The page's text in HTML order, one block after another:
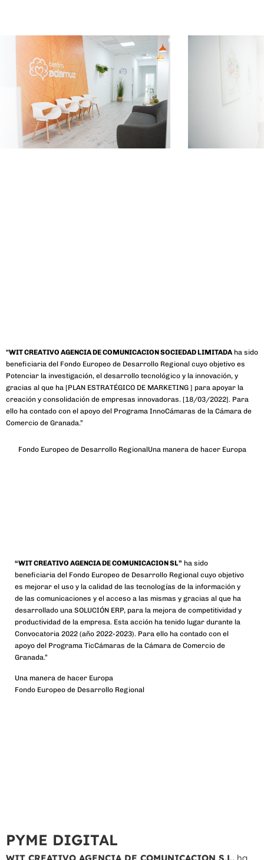
"WIT CREATIVO AGENCIA DE COMUNICACION SOCIEDAD LIMITADAha sido
beneficiaria del Fondo Europeo de Desarrollo Regional cuyo objetivo es
Potenciar la investigación, el desarrollo tecnológico y la innovación, y
gracias al que ha [PLAN ESTRATÉGICO DE MARKETING ] para apoyar la
creación y consolidación de empresas innovadoras. [18/03/2022]. Para
ello ha contado con el apoyo del Programa InnoCámaras de la Cámara de
Comercio de Granada.”
Fondo Europeo de Desarrollo RegionalUna manera de hacer Europa
“WIT CREATIVO AGENCIA DE COMUNICACION SL” ha sido
beneficiaria del Fondo Europeo de Desarrollo Regional cuyo objetivo
es mejorar el uso y la calidad de las tecnologías de la información y
de las comunicaciones y el acceso a las mismas y gracias al que ha
desarrollado una SOLUCIÓN ERP, para la mejora de competitividad y
productividad de la empresa. Esta acción ha tenido lugar durante la
Convocatoria 2022 (año 2022-2023). Para ello ha contado con el
apoyo del Programa TicCámaras de la Cámara de Comercio de
Granada.”
Una manera de hacer Europa
Fondo Europeo de Desarrollo Regional
PYME DIGITAL